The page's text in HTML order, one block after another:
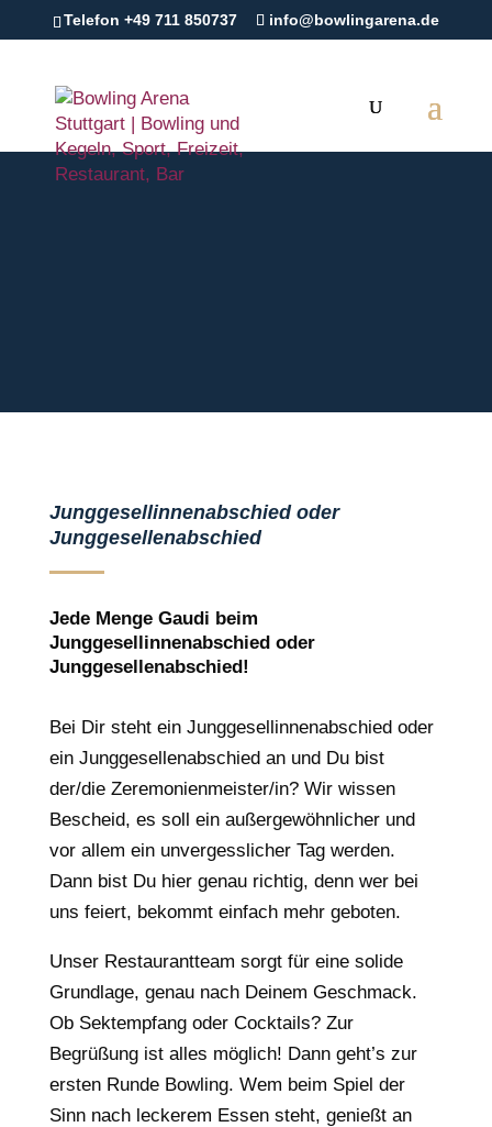
Telefon +49 711 850737 info@bowlingarena.de
Junggesellinnenabschied oder
Junggesellenabschied
Jede Menge Gaudi beim
Junggesellinnenabschied oder
Junggesellenabschied!
Bei Dir steht ein Junggesellinnenabschied oder
ein Junggesellenabschied an und Du bist
der/die Zeremonienmeister/in? Wir wissen
Bescheid, es soll ein außergewöhnlicher und
vor allem ein unvergesslicher Tag werden.
Dann bist Du hier genau richtig, denn wer bei
uns feiert, bekommt einfach mehr geboten.
Unser Restaurantteam sorgt für eine solide
Grundlage, genau nach Deinem Geschmack.
Ob Sektempfang oder Cocktails? Zur
Begrüßung ist alles möglich! Dann geht’s zur
ersten Runde Bowling. Wem beim Spiel der
Sinn nach leckerem Essen steht, genießt an